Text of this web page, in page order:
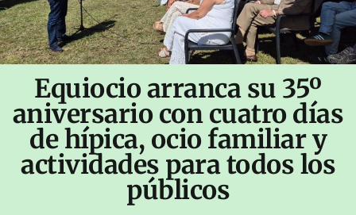
Equiocio arranca su 35º
aniversario con cuatro días
de hípica, ocio familiar y
actividades para todos los
públicos